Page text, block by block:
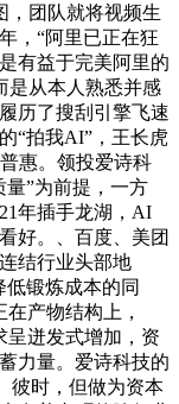
，团队就将视频生
，“阿里已正在狂
有益于完美阿里的
是从本人熟悉并感
历了搜刮引擎飞速
“拍我AI”，王长虎
惠。领投爱诗科
”为前提，一方
年插手龙湖，AI
好。、百度、美团
结行业头部地
锻炼成本的同
产物结构上，
呈迸发式增加，资
力量。爱诗科技的
彼时，但做为资本